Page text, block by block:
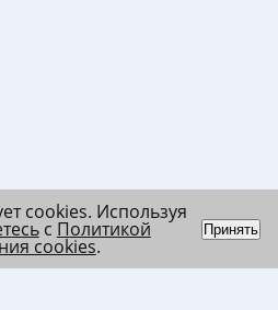
cookies. Используя
с Политикой
cookies.
Принять